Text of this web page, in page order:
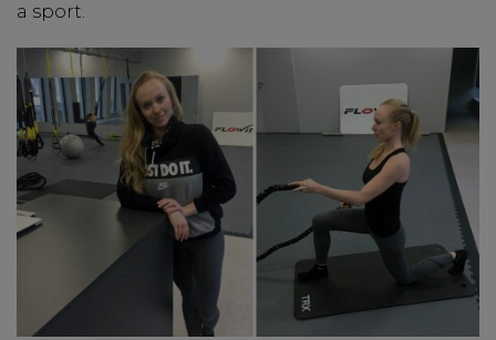
a sport.